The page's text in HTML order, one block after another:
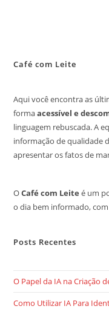
Café com Leite
Aqui você encontra as
formaacessível e
linguagem rebuscada. A
informação de qualidade
apresentar os fatos de
OCafé com Leite é um
o dia bem informado,
Posts Recentes
O Papel da IA na Criação
Como Utilizar IA Para